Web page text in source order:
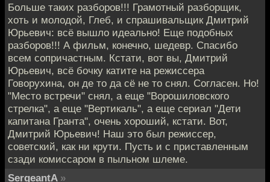
Больше таких разборов!!! Грамотный разборщик,
хоть и молодой, Глеб, и спрашивальщик Дмитрий
Юрьевич: всё вышло идеально! Еще подобных
разборов!!! А фильм, конечно, шедевр. Спасибо
всем сопричастным. Кстати, вот вы, Дмитрий
Юрьевич, всё бочку катите на режиссера
Говорухина, он де то да сё не то снял. Согласен. Но!
"Место встречи" снял, а еще "Ворошиловского
стрелка", а еще "Вертикаль", а еще сериал "Дети
капитана Гранта", очень хороший, кстати. Вот,
Дмитрий Юрьевич! Наш это был режиссер,
советский, как ни крути. Пусть и с приставленным
сзади комиссаром в пыльном шлеме.
SergeantA »